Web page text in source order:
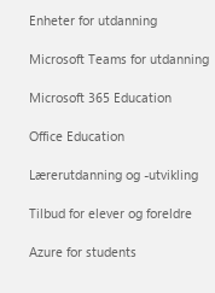
Enheter for utdanning
Microsoft Teams for utdanning
Microsoft 365 Education
Office Education
Lærerutdanning og -utvikling
Tilbud for elever og foreldre
Azure for students